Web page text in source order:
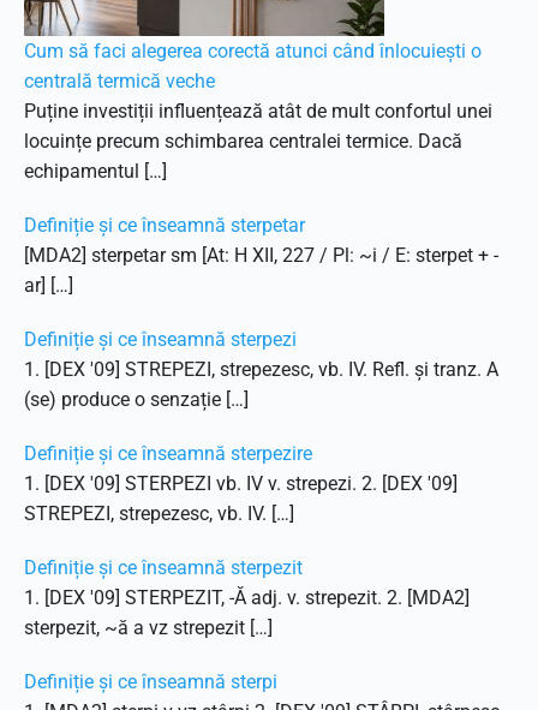
Cum să faci alegerea corectă atunci când înlocuiești o
centrală termică veche
Puține investiții influențează atât de mult confortul unei
locuințe precum schimbarea centralei termice. Dacă
echipamentul […]
Definiție și ce înseamnă sterpetar
[MDA2] sterpetar sm [At: H XII, 227 / Pl: ~i / E: sterpet + -
ar] […]
Definiție și ce înseamnă sterpezi
1. [DEX '09] STREPEZI, strepezesc, vb. IV. Refl. și tranz. A
(se) produce o senzație […]
Definiție și ce înseamnă sterpezire
1. [DEX '09] STERPEZI vb. IV v. strepezi. 2. [DEX '09]
STREPEZI, strepezesc, vb. IV. […]
Definiție și ce înseamnă sterpezit
1. [DEX '09] STERPEZIT, -Ă adj. v. strepezit. 2. [MDA2]
sterpezit, ~ă a vz strepezit […]
Definiție și ce înseamnă sterpi